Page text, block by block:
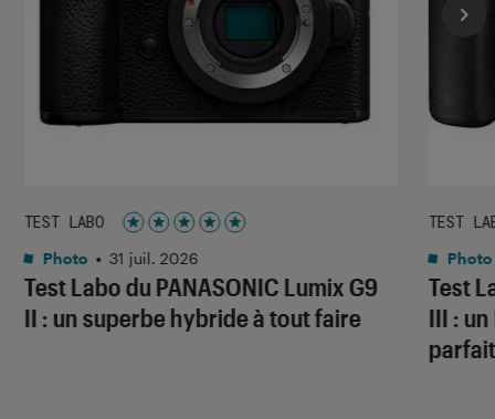
Test Labo du PANASONIC Lumix G9
II : un superbe hybride à tout faire
TEST LABO
Noté 5 étoiles sur 5
Photo • 31 juil. 2026
Test
III :
TEST
Photo